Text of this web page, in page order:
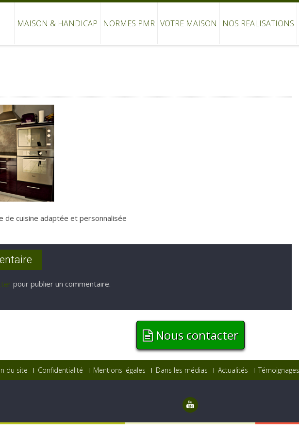
MAISON & HANDICAP NORMES PMR VOTRE MAISON NOS REALISATIONS
de cuisine adaptée et personnalisée
pour publier un commentaire.
Nous contacter
du site Confidentialité Mentions légales Dans les médias Actualités